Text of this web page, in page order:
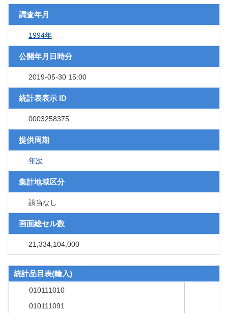
調査年月
1994年
公開年月日時分
2019-05-30 15:00
統計表表示 ID
0003258375
提供周期
年次
集計地域区分
該当なし
画面総セル数
21,334,104,000
統計品目表(輸入)
010111010
010111091